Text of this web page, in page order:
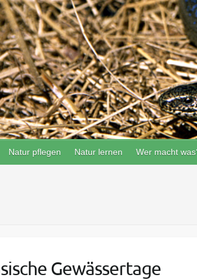
Natur pflegen Natur lernen Wer macht
Gewässertage